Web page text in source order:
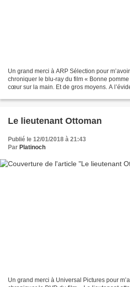
Un grand merci à ARP Sélection pour
chroniquer le blu-ray du film « Bonne
cœur sur la main. Et de gros moyens. A
Le lieutenant Ottoman
Publié le 12/01/2018 à 21:43
Par Platinoch
Un grand merci à Universal Pictures pour